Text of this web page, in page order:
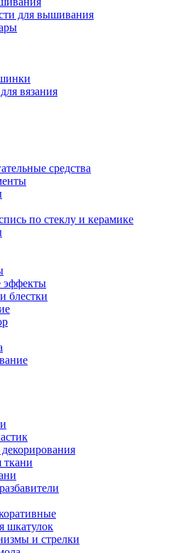
для вышивания
вязания
средства
по стеклу и керамике
эффекты
блестки
ткани
шкатулок
и стрелки